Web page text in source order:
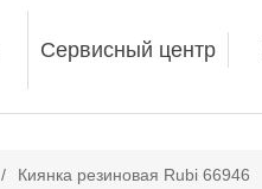
Сервисный центр
/ Киянка резиновая Rubi 66946